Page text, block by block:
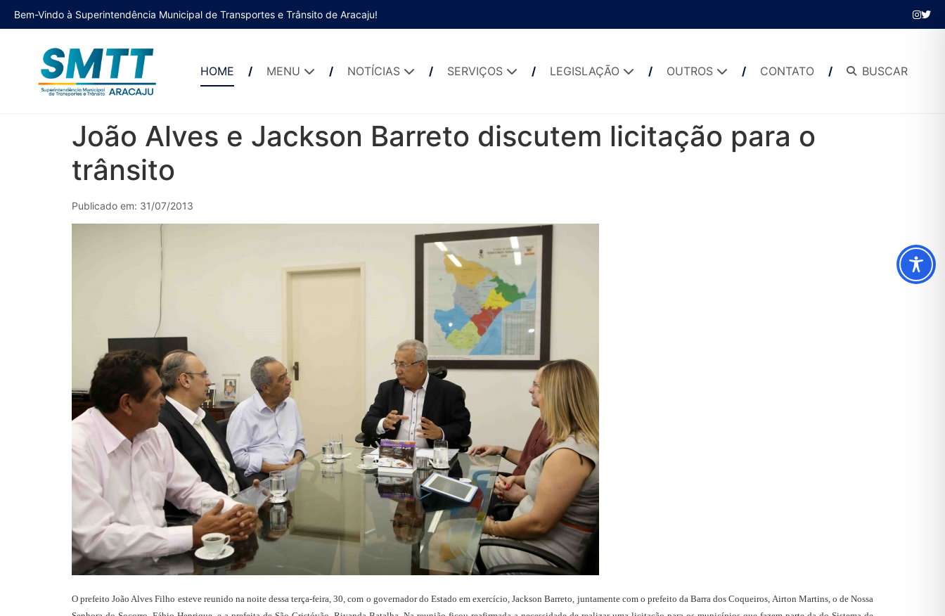
Bem-Vindo à Superintendência Municipal de Transportes e Trânsito de Aracaju!
HOME MENU NOTÍCIAS SERVIÇOS LEGISLAÇÃO OUTROS CONTATO BUSCAR
João Alves e Jackson Barreto discutem licitação para o
trânsito
Publicado em: 31/07/2013
O prefeito João Alves Filho esteve reunido na noite dessa terça-feira, 30, com o governador do Estado em exercício, Jackson Barreto, juntamente com o prefeito da Barra dos Coqueiros, Airton Martins, o de Nossa